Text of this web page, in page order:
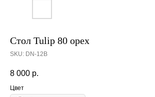
Стол Tulip 80 орех
SKU: DN-12B
8 000 р.
Цвет